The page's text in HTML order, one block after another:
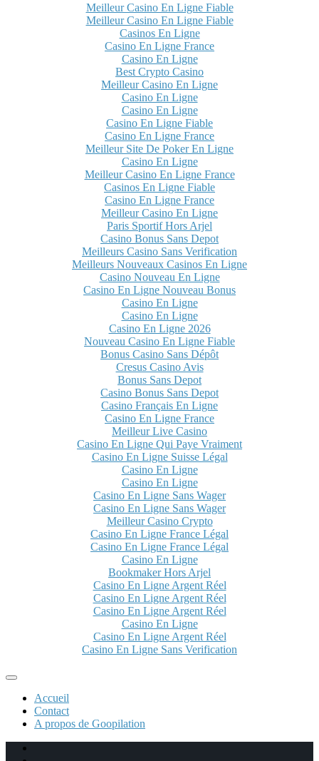
Meilleur Casino En Ligne Fiable
Meilleur Casino En Ligne Fiable
Casinos En Ligne
Casino En Ligne France
Casino En Ligne
Best Crypto Casino
Meilleur Casino En Ligne
Casino En Ligne
Casino En Ligne
Casino En Ligne Fiable
Casino En Ligne France
Meilleur Site De Poker En Ligne
Casino En Ligne
Meilleur Casino En Ligne France
Casinos En Ligne Fiable
Casino En Ligne France
Meilleur Casino En Ligne
Paris Sportif Hors Arjel
Casino Bonus Sans Depot
Meilleurs Casino Sans Verification
Meilleurs Nouveaux Casinos En Ligne
Casino Nouveau En Ligne
Casino En Ligne Nouveau Bonus
Casino En Ligne
Casino En Ligne
Casino En Ligne 2026
Nouveau Casino En Ligne Fiable
Bonus Casino Sans Dépôt
Cresus Casino Avis
Bonus Sans Depot
Casino Bonus Sans Depot
Casino Français En Ligne
Casino En Ligne France
Meilleur Live Casino
Casino En Ligne Qui Paye Vraiment
Casino En Ligne Suisse Légal
Casino En Ligne
Casino En Ligne
Casino En Ligne Sans Wager
Casino En Ligne Sans Wager
Meilleur Casino Crypto
Casino En Ligne France Légal
Casino En Ligne France Légal
Casino En Ligne
Bookmaker Hors Arjel
Casino En Ligne Argent Réel
Casino En Ligne Argent Réel
Casino En Ligne Argent Réel
Casino En Ligne
Casino En Ligne Argent Réel
Casino En Ligne Sans Verification
Accueil
Contact
A propos de Goopilation